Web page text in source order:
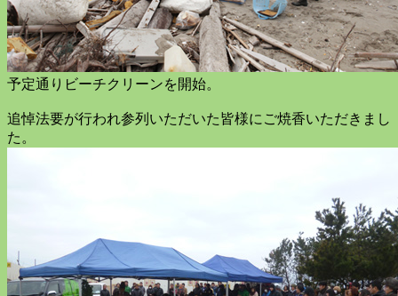
予定通りビーチクリーンを開始。
追悼法要が行われ参列いただいた皆様にご焼香いただきまし
た。